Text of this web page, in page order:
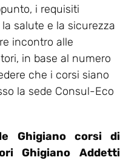
i requisiti
salute e la sicurezza
incontro alle
in base al numero
che i corsi siano
la sede Consul-Eco
Ghigiano corsi di
Ghigiano Addetti